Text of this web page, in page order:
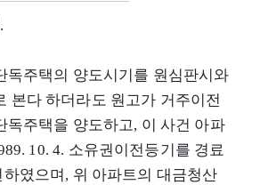
독주택의 양도시기를 원심판시와
본다 하더라도 원고가 거주이전
독주택을 양도하고, 이 사건 아파
10. 4. 소유권이전등기를 경료
였으며, 위 아파트의 대금청산